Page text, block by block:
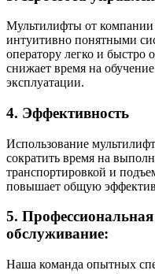
Мультилифты от
интуитивно понятными
оператору легко и быстро
снижает время на
эксплуатации.
4. Эффективность
Использование
сократить время на
транспортировкой и
повышает общую
5.
обслуживание:
Наша команда опытных